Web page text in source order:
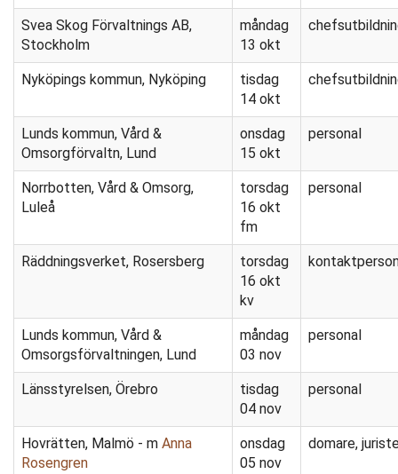
Svea Skog Förvaltnings AB,
Stockholm
måndag
13 okt
Nyköpings kommun, Nyköping
tisdag
14 okt
Lunds kommun, Vård &
Omsorgförvaltn, Lund
onsdag
15 okt
personal
Norrbotten, Vård & Omsorg,
Luleå
torsdag
16 okt
fm
personal
Räddningsverket, Rosersberg
torsdag
16 okt
kv
Lunds kommun, Vård &
Omsorgsförvaltningen, Lund
måndag
03 nov
personal
Länsstyrelsen, Örebro
tisdag
04 nov
personal
Hovrätten, Malmö - m Anna
Rosengren
onsdag
05 nov
domare,